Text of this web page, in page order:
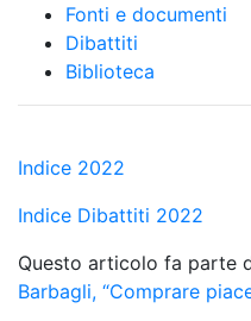
Fonti e documenti
Dibattiti
Biblioteca
Indice 2022
Indice Dibattiti 2022
Questo articolo fa parte
Barbagli, “Comprare